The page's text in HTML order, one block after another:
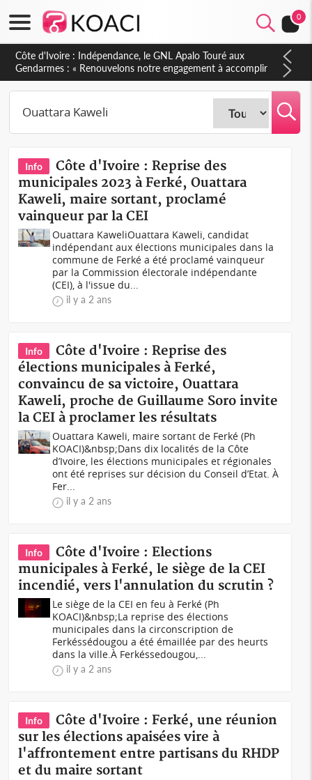
0
Côte d'Ivoire : Indépendance, le GNL Apalo Touré aux
Gendarmes : « Renouvelons notre engagement à accomplir
notre mission avec honneur, discipline, loyauté et
dévouement »
Info
Côte d'Ivoire : Reprise des
municipales 2023 à Ferké, Ouattara
Kaweli, maire sortant, proclamé
vainqueur par la CEI
Ouattara KaweliOuattara Kaweli, candidat
indépendant aux élections municipales dans la
commune de Ferké a été proclamé vainqueur
par la Commission électorale indépendante
(CEI), à l'issue du...
il y a 2 ans
Info
Côte d'Ivoire : Reprise des
élections municipales à Ferké,
convaincu de sa victoire, Ouattara
Kaweli, proche de Guillaume Soro invite
la CEI à proclamer les résultats
Ouattara Kaweli, maire sortant de Ferké (Ph
KOACI)&nbsp;Dans dix localités de la Côte
d’Ivoire, les élections municipales et régionales
ont été reprises sur décision du Conseil d’Etat. À
Fer...
il y a 2 ans
Info
Côte d'Ivoire : Elections
municipales à Ferké, le siège de la CEI
incendié, vers l'annulation du scrutin ?
Le siège de la CEI en feu à Ferké (Ph
KOACI)&nbsp;La reprise des élections
municipales dans la circonscription de
Ferkéssédougou a été émaillée par des heurts
dans la ville.À Ferkéssedougou,...
il y a 2 ans
Info
Côte d'Ivoire : Ferké, une réunion
sur les élections apaisées vire à
l'affrontement entre partisans du RHDP
et du maire sortant